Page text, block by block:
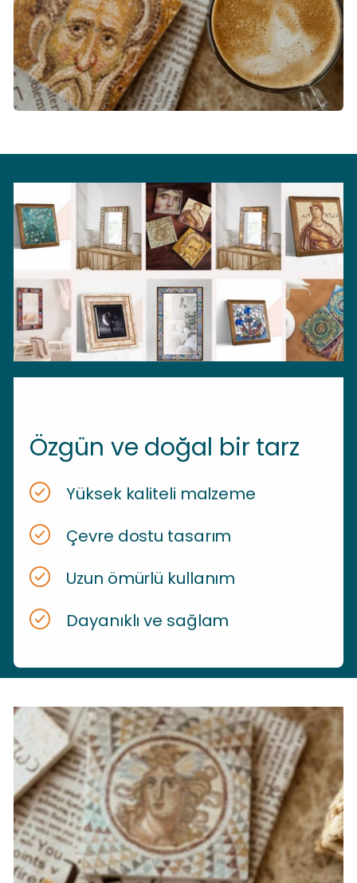
Özgün ve doğal bir tarz
Yüksek kaliteli malzeme
Çevre dostu tasarım
Uzun ömürlü kullanım
Dayanıklı ve sağlam